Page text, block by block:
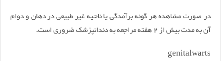
در صورت مشاهده هر گونه برآمدگی یا ناحیه غیر طبیعی در دهان و دوام
آن به مدت بیش از 2 هفته مراجعه به دندانپزشک ضروری است.
genitalwarts